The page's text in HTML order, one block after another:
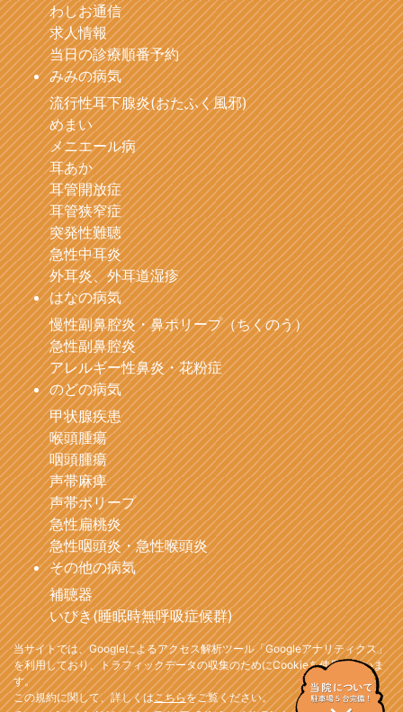
わしお通信
求人情報
当日の診療順番予約
みみの病気
流行性耳下腺炎(おたふく風邪)
めまい
メニエール病
耳あか
耳管開放症
耳管狭窄症
突発性難聴
急性中耳炎
外耳炎、外耳道湿疹
はなの病気
慢性副鼻腔炎・鼻ポリープ（ちくのう）
急性副鼻腔炎
アレルギー性鼻炎・花粉症
のどの病気
甲状腺疾患
喉頭腫瘍
咽頭腫瘍
声帯麻痺
声帯ポリープ
急性扁桃炎
急性咽頭炎・急性喉頭炎
その他の病気
補聴器
いびき(睡眠時無呼吸症候群)
当サイトでは、Googleによるアクセス解析ツール「Googleアナリティクス」
を利用しており、トラフィックデータの収集のためにCookieを使用していま
す。
この規約に関して、詳しくはこちらをご覧ください。